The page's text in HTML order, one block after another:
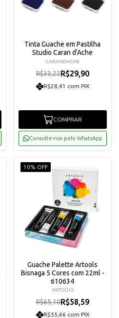
Tinta Guache em Pastilha
Studio Caran d'Ache
CARANDACHE
R$33,22R$29,90
R$28,41 com PIX
COMPRAR
Consulte-nos pelo WhatsApp
10% OFF
Guache Palette Artools
Bisnaga 5 Cores com 22ml -
610634
ARTOOLS
R$65,10R$58,59
R$55,66 com PIX